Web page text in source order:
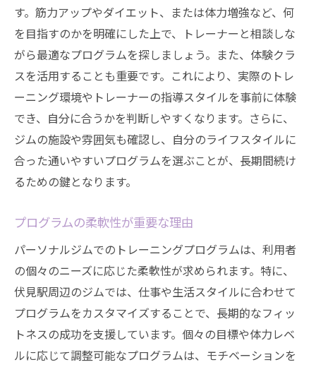
す。筋力アップやダイエット、または体力増強など、何
を目指すのかを明確にした上で、トレーナーと相談しな
がら最適なプログラムを探しましょう。また、体験クラ
スを活用することも重要です。これにより、実際のトレ
ーニング環境やトレーナーの指導スタイルを事前に体験
でき、自分に合うかを判断しやすくなります。さらに、
ジムの施設や雰囲気も確認し、自分のライフスタイルに
合った通いやすいプログラムを選ぶことが、長期間続け
るための鍵となります。
プログラムの柔軟性が重要な理由
パーソナルジムでのトレーニングプログラムは、利用者
の個々のニーズに応じた柔軟性が求められます。特に、
伏見駅周辺のジムでは、仕事や生活スタイルに合わせて
プログラムをカスタマイズすることで、長期的なフィッ
トネスの成功を支援しています。個々の目標や体力レベ
ルに応じて調整可能なプログラムは、モチベーションを